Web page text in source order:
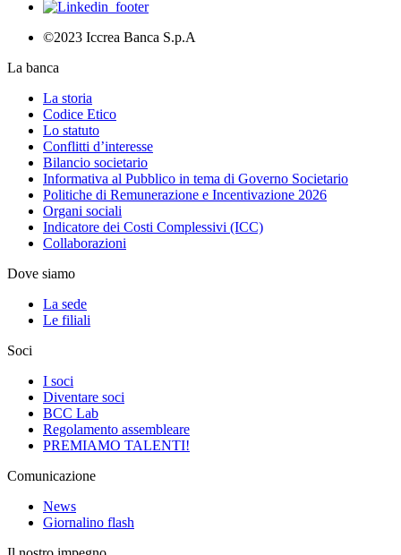
©2023 Iccrea Banca S.p.A
La banca
La storia
Codice Etico
Lo statuto
Conflitti d’interesse
Bilancio societario
Informativa al Pubblico in tema di Governo Societario
Politiche di Remunerazione e Incentivazione 2026
Organi sociali
Indicatore dei Costi Complessivi (ICC)
Collaborazioni
Dove siamo
La sede
Le filiali
Soci
I soci
Diventare soci
BCC Lab
Regolamento assembleare
PREMIAMO TALENTI!
Comunicazione
News
Giornalino flash